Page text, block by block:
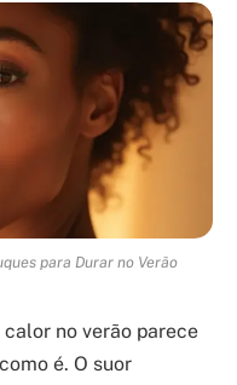
para Durar no Verão
no verão parece
é. O suor